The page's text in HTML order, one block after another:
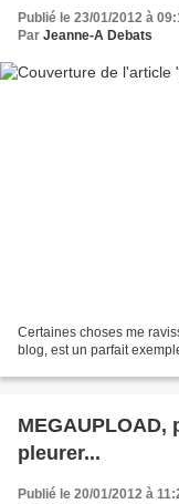
Publié le 23/01/2012 à
Par Jeanne-A Debats
Certaines choses me
blog, est un parfait
pleurer...
Publié le 20/01/2012 à